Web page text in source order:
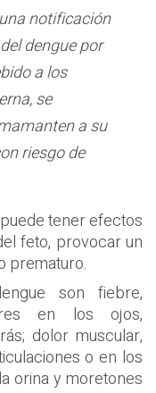
notificación
dengue por
a los
se
a su
riesgo de
tener efectos
feto, provocar un
prematuro.
son fiebre,
en los ojos,
dolor muscular,
o en los
orina y moretones